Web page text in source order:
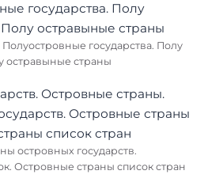
государства. Полу
остравыные страны
островных государств.
Островные страны список стран